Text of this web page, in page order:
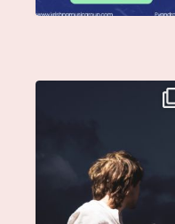
Singolo: Nuova Follia